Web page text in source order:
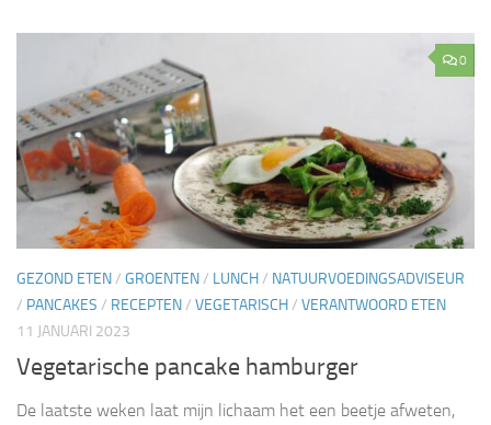
0
GEZOND ETEN/ GROENTEN/ LUNCH/ NATUURVOEDINGSADVISEUR
/ PANCAKES / RECEPTEN/ VEGETARISCH/ VERANTWOORD ETEN
11 JANUARI 2023
Vegetarische pancake hamburger
De laatste weken laat mijn lichaam het een beetje afweten,